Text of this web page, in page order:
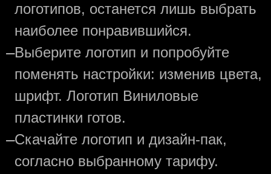
логотипов, останется лишь выбрать
наиболее понравившийся.
—Выберите логотип и попробуйте
поменять настройки: изменив цвета,
шрифт. Логотип Виниловые
пластинки готов.
—Скачайте логотип и дизайн-пак,
согласно выбранному тарифу.